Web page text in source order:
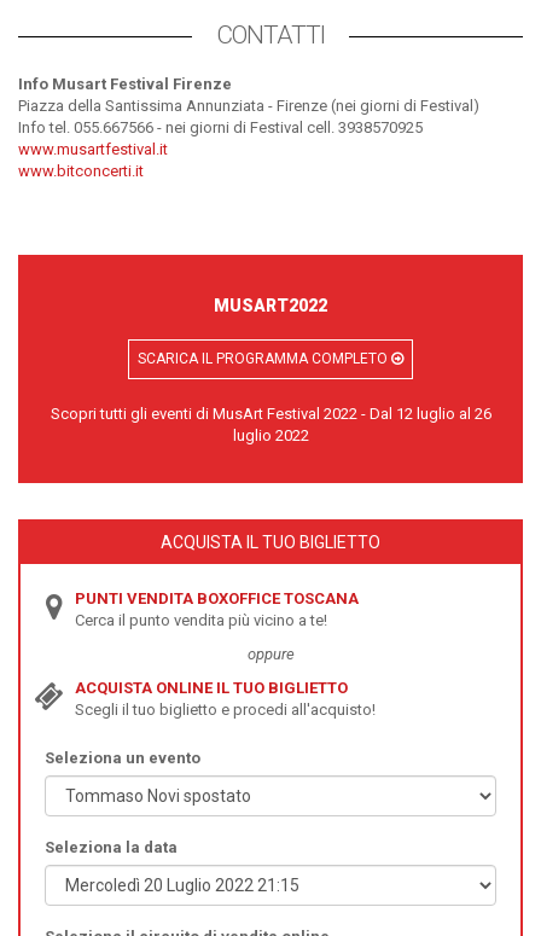
CONTATTI
Info Musart Festival Firenze
Piazza della Santissima Annunziata - Firenze (nei giorni di Festival)
Info tel. 055.667566 - nei giorni di Festival cell. 3938570925
www.musartfestival.it
www.bitconcerti.it
MUSART2022
SCARICA IL PROGRAMMA COMPLETO
Scopri tutti gli eventi di MusArt Festival 2022 - Dal 12 luglio al 26
luglio 2022
ACQUISTA IL TUO BIGLIETTO
PUNTI VENDITA BOXOFFICE TOSCANA
Cerca il punto vendita più vicino a te!
oppure
ACQUISTA ONLINE IL TUO BIGLIETTO
Scegli il tuo biglietto e procedi all'acquisto!
Seleziona un evento
Seleziona la data